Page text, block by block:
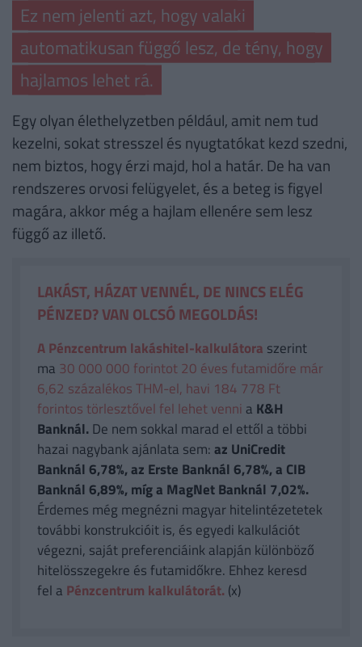
Ez nem jelenti azt, hogy valaki
automatikusan függő lesz, de tény, hogy
hajlamos lehet rá.
Egy olyan élethelyzetben például, amit nem tud
kezelni, sokat stresszel és nyugtatókat kezd szedni,
nem biztos, hogy érzi majd, hol a határ. De ha van
rendszeres orvosi felügyelet, és a beteg is figyel
magára, akkor még a hajlam ellenére sem lesz
függő az illető.
LAKÁST, HÁZAT VENNÉL, DE NINCS ELÉG
PÉNZED? VAN OLCSÓ MEGOLDÁS!
A Pénzcentrum lakáshitel-kalkulátora szerint
ma 30 000 000 forintot 20 éves futamidőre már
6,62 százalékos THM-el, havi 184 778 Ft
forintos törlesztővel fel lehet venni a K&H
Banknál.De nem sokkal marad el ettől a többi
hazai nagybank ajánlata sem:az UniCredit
Banknál 6,78%, az Erste Banknál 6,78%, a CIB
Banknál 6,89%, míg a MagNet Banknál 7,02%.
Érdemes még megnézni magyar hitelintézetetek
további konstrukcióit is, és egyedi kalkulációt
végezni, saját preferenciáink alapján különböző
hitelösszegekre és futamidőkre. Ehhez keresd
fel a Pénzcentrum kalkulátorát. (x)